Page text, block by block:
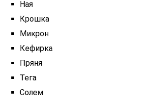
Ная
Крошка
Микрон
Кефирка
Пряня
Тега
Солем